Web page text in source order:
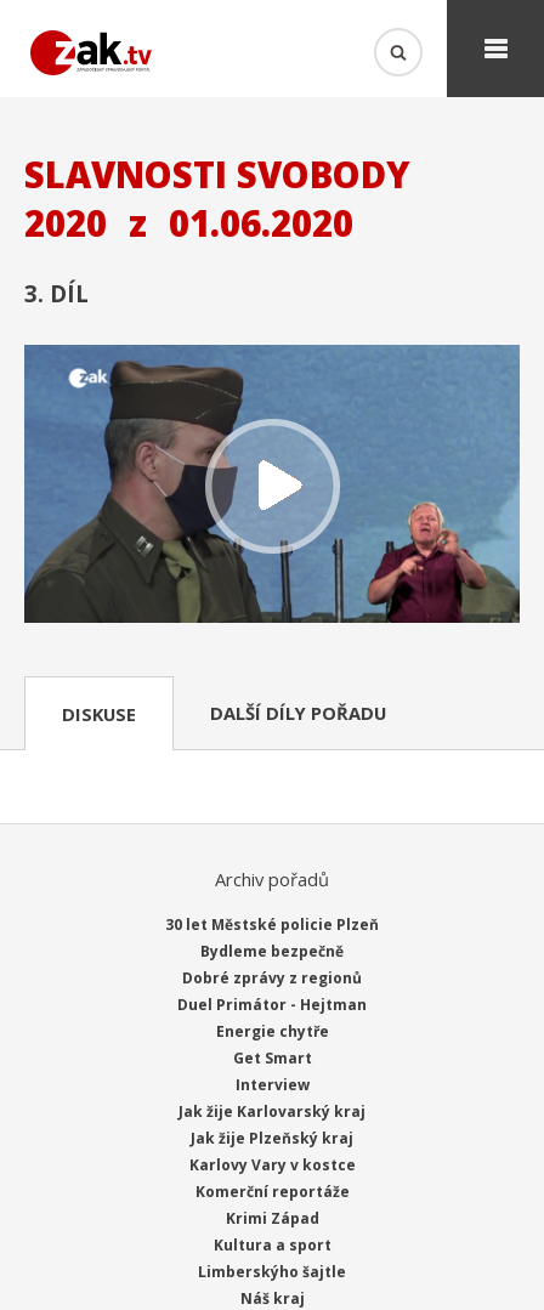
SLAVNOSTI SVOBODY
2020 z 01.06.2020
3. DÍL
DISKUSE DALŠÍ DÍLY POŘADU
Archiv pořadů
30 let Městské policie Plzeň
Bydleme bezpečně
Dobré zprávy z regionů
Duel Primátor - Hejtman
Energie chytře
Get Smart
Interview
Jak žije Karlovarský kraj
Jak žije Plzeňský kraj
Karlovy Vary v kostce
Komerční reportáže
Krimi Západ
Kultura a sport
Limberskýho šajtle
Náš kraj